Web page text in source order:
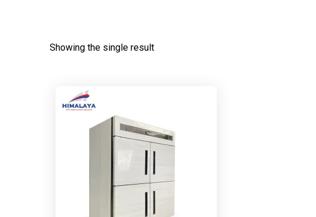
Showing the single result